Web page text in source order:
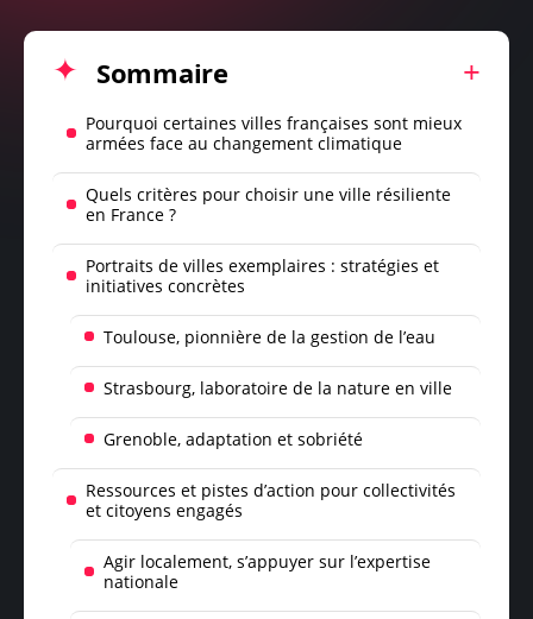
Sommaire
Pourquoi certaines villes françaises sont mieux
armées face au changement climatique
Quels critères pour choisir une ville résiliente
en France ?
Portraits de villes exemplaires : stratégies et
initiatives concrètes
Toulouse, pionnière de la gestion de l’eau
Strasbourg, laboratoire de la nature en ville
Grenoble, adaptation et sobriété
Ressources et pistes d’action pour collectivités
et citoyens engagés
Agir localement, s’appuyer sur l’expertise
nationale